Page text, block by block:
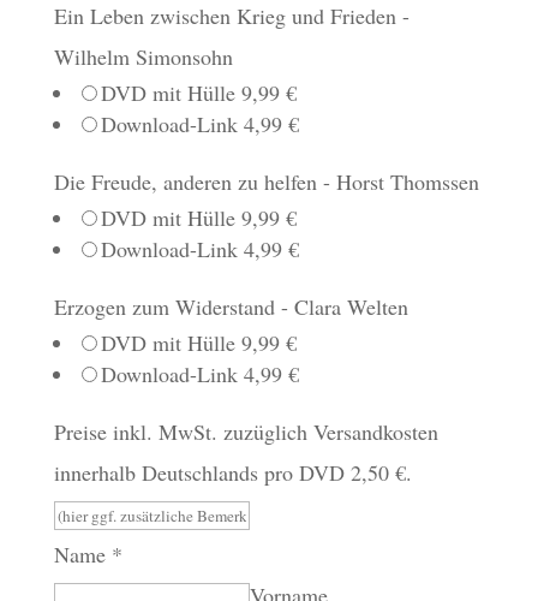
Ein Leben zwischen Krieg und Frieden -
Wilhelm Simonsohn
DVD mit Hülle 9,99 €
Download-Link 4,99 €
Die Freude, anderen zu helfen - Horst Thomssen
DVD mit Hülle 9,99 €
Download-Link 4,99 €
Erzogen zum Widerstand - Clara Welten
DVD mit Hülle 9,99 €
Download-Link 4,99 €
Preise inkl. MwSt. zuzüglich Versandkosten
innerhalb Deutschlands pro DVD 2,50 €.
Name *
Vorname